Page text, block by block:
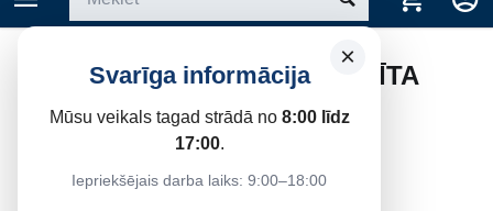
×
Svarīga informācija
Mūsu veikals tagad strādā no 8:00 līdz
17:00.
Iepriekšējais darba laiks: 9:00–18:00
DURVIS STANDART X GRAFĪTA
OZOLS
Atlaide 23%